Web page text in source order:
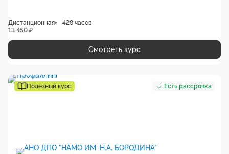
Дистанционная
428 часов
13 450 ₽
Смотреть курс
Полезный курс Есть рассрочка